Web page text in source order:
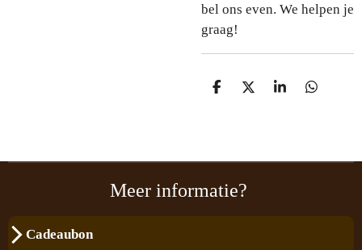
bel ons even. We helpen je
graag!
D
D
S
D
Meer informatie?
Cadeaubon